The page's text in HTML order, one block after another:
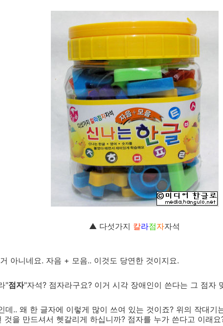
▲ 다섯가지 칼라점자자석
아니네요. 자음 + 모음.. 이것도 당연한 것이지요.
"점자"자석? 점자라구요? 이거 시각 장애인이 쓴다는 그 점자
데.. 왜 한 글자에 이렇게 많이 쓰여 있는 것이죠? 위의 작대기
것을 만드셔서 헷갈리게 하십니까? 점자를 누가 쓴다고 이래요